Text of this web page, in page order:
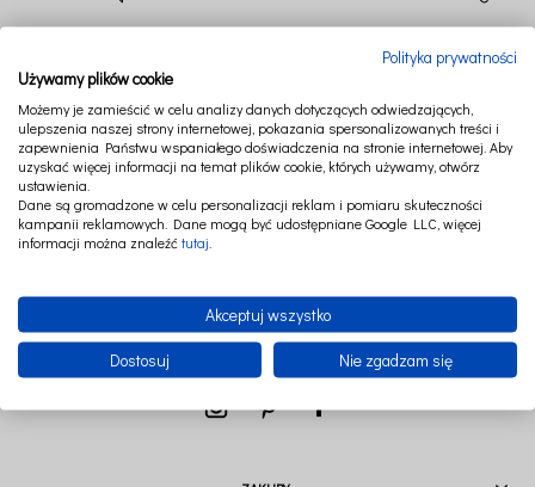
BEZPIECZNE
PŁATNOŚCI
RATY LUB PAYPO NAJWYŻSZA JAKOŚĆ
Polityka prywatności
Używamy plików cookie
Możemy je zamieścić w celu analizy danych dotyczących odwiedzających,
ulepszenia naszej strony internetowej, pokazania spersonalizowanych treści i
zapewnienia Państwu wspaniałego doświadczenia na stronie internetowej. Aby
uzyskać więcej informacji na temat plików cookie, których używamy, otwórz
ustawienia.
Dane są gromadzone w celu personalizacji reklam i pomiaru skuteczności
kampanii reklamowych. Dane mogą być udostępniane Google LLC, więcej
informacji można znaleźć tutaj
Akceptuj wszystko
Dostosuj Nie zgadzam się